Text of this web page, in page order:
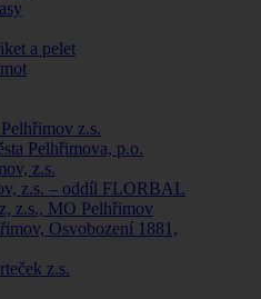
a pelet
z.s.
Pelhřimova, p.o.
z.s.
z.s. – oddíl FLORBAL
z.s., MO Pelhřimov
Osvobození 1881,
z.s.